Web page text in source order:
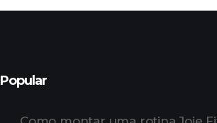
Popular